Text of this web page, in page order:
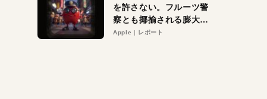
を許さない。フルーツ警
察とも揶揄される膨大な
異議申し立て。対象は非
Apple レポート